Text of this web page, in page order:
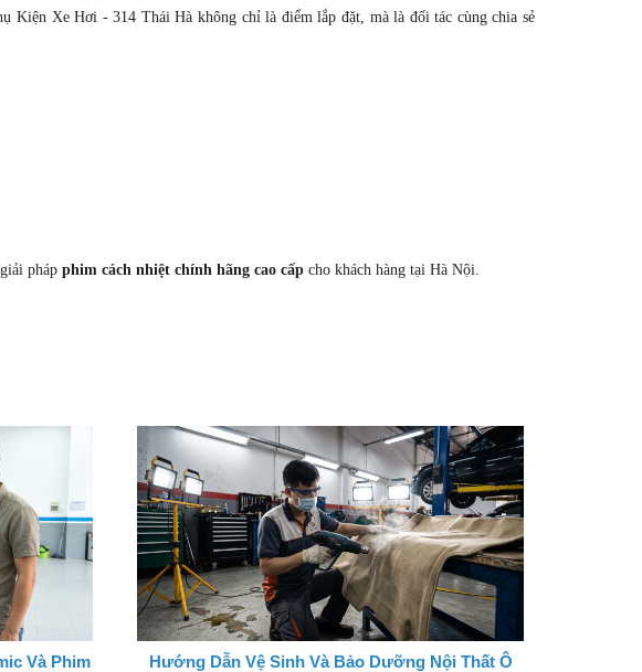
Kiện Xe Hơi - 314 Thái Hà không chỉ là điểm lắp đặt, mà là đối tác cùng chia sẻ
pháp phim cách nhiệt chính hãng cao cấp cho khách hàng tại Hà Nội.
Và Phim
Hướng Dẫn Vệ Sinh Và Bảo Dưỡng Nội Thất Ô